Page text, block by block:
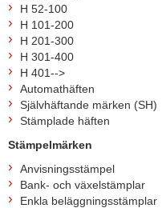
H 52-100
H 101-200
H 201-300
H 301-400
H 401-->
Automathäften
Självhäftande märken (SH)
Stämplade häften
Stämpelmärken
Anvisningsstämpel
Bank- och växelstämplar
Enkla beläggningsstämplar